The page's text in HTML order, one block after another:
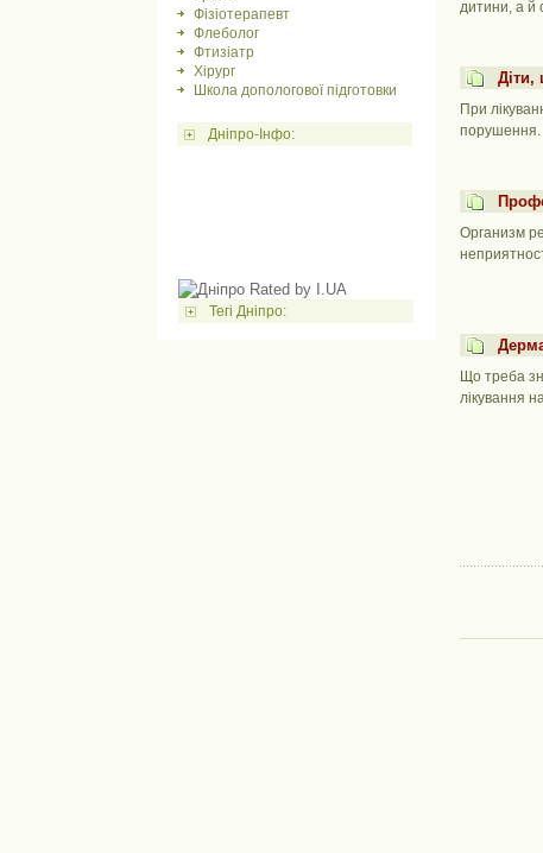
Фізіотерапевт
Флеболог
Фтизіатр
Хірург
Школа допологової підготовки
Дніпро-Інфо:
Тегі Дніпро:
дитини, а й
Діти,
При
порушення.
Организм
Що треба
лікування